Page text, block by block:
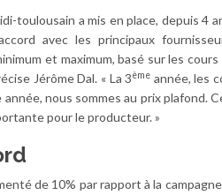
toulousain a mis en place, depuis 4
avec les principaux
et maximum, basé sur les
Jérôme Dal. « La 3ème année, les
nous sommes au prix plafond.
pour le producteur. »
de 10% par rapport à la